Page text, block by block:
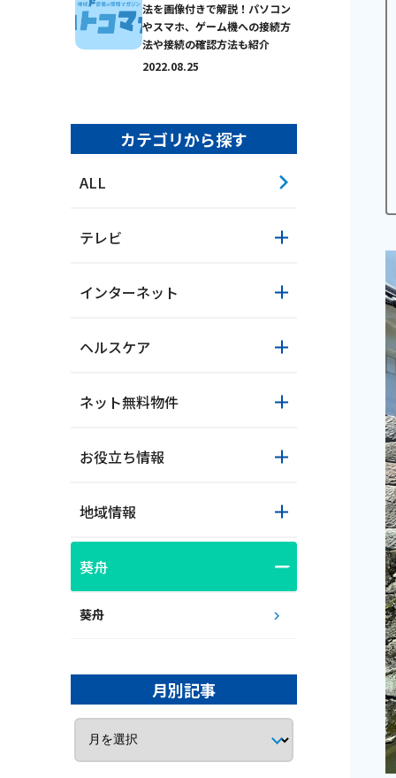
パンフレット・チラシ
サイトマップ ウェブサイトのご利用につい
ご
法を画像付きで解説！パソコン
やスマホ、ゲーム機への接続方
法や接続の確認方法も紹介
2022.08.25
カテゴリから探す
ALL
テレビ
インターネット
ヘルスケア
ネット無料物件
お役立ち情報
地域情報
葵舟
葵舟
月別記事